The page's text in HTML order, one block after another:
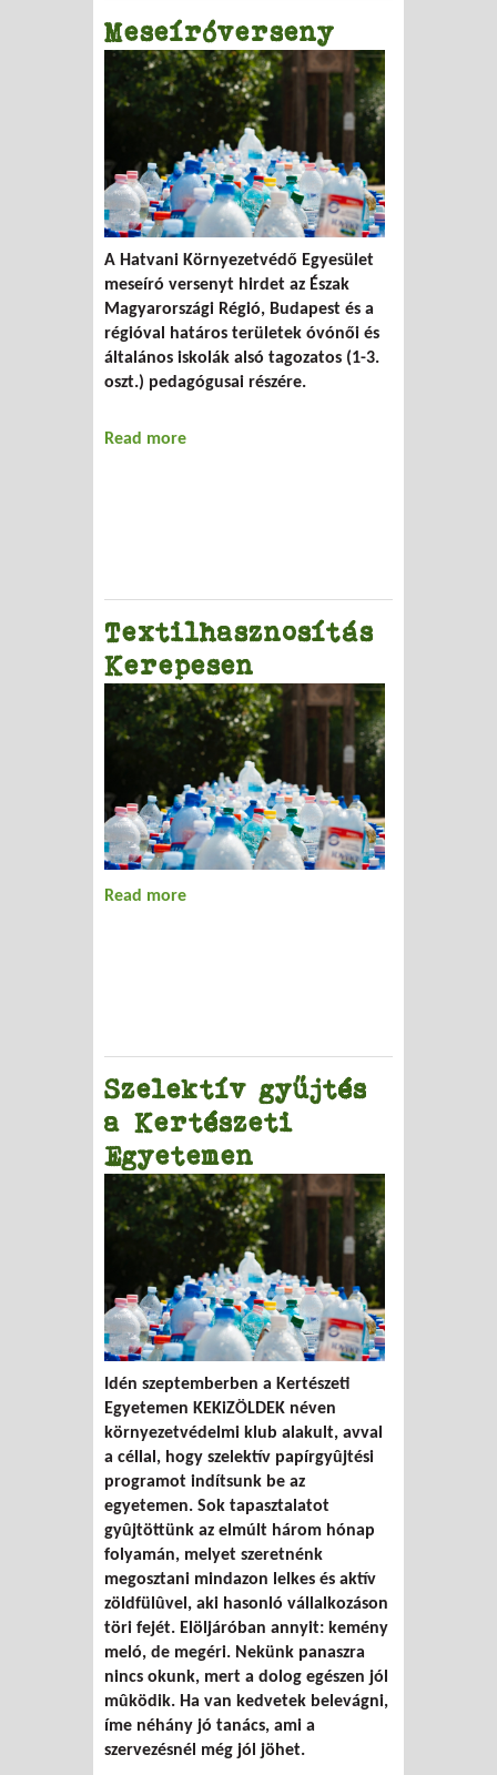
Meseíróverseny
A Hatvani Környezetvédő Egyesület
meseíró versenyt hirdet az Észak
Magyarországi Régió, Budapest és a
régióval határos területek óvónői és
általános iskolák alsó tagozatos (1-3.
oszt.) pedagógusai részére.
Read more
Textilhasznosítás
Kerepesen
Read more
Szelektív gyűjtés
a Kertészeti
Egyetemen
Idén szeptemberben a Kertészeti
Egyetemen KEKiZÖLDEK néven
környezetvédelmi klub alakult, avval
a céllal, hogy szelektív papírgyûjtési
programot indítsunk be az
egyetemen. Sok tapasztalatot
gyûjtöttünk az elmúlt három hónap
folyamán, melyet szeretnénk
megosztani mindazon lelkes és aktív
zöldfülûvel, aki hasonló vállalkozáson
töri fejét. Elöljáróban annyit: kemény
meló, de megéri. Nekünk panaszra
nincs okunk, mert a dolog egészen jól
mûködik. Ha van kedvetek belevágni,
íme néhány jó tanács, ami a
szervezésnél még jól jöhet.